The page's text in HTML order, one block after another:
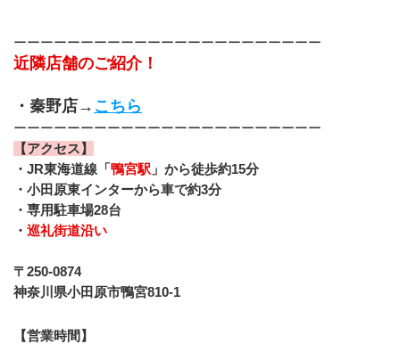
ーーーーーーーーーーーーーーーーーーーーーーー
近隣店舗のご紹介！
・秦野店→ こちら
ーーーーーーーーーーーーーーーーーーーーーーー
【アクセス】
・JR東海道線「鴨宮駅 」から徒歩約15分
・小田原東インターから車で約3分
・専用駐車場28台
・ 巡礼街道沿い
〒250-0874
神奈川県小田原市鴨宮810-1
【営業時間】